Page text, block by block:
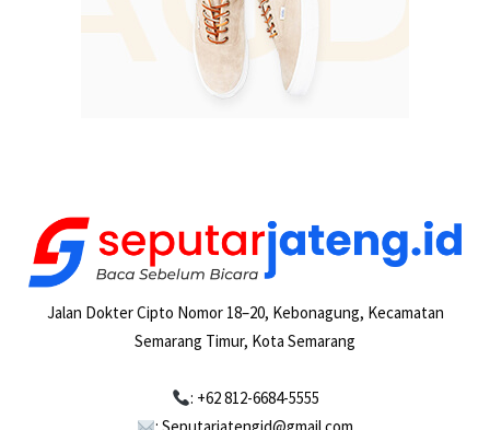
Jalan Dokter Cipto Nomor 18–20, Kebonagung, Kecamatan
Semarang Timur, Kota Semarang
: +62 812-6684-5555